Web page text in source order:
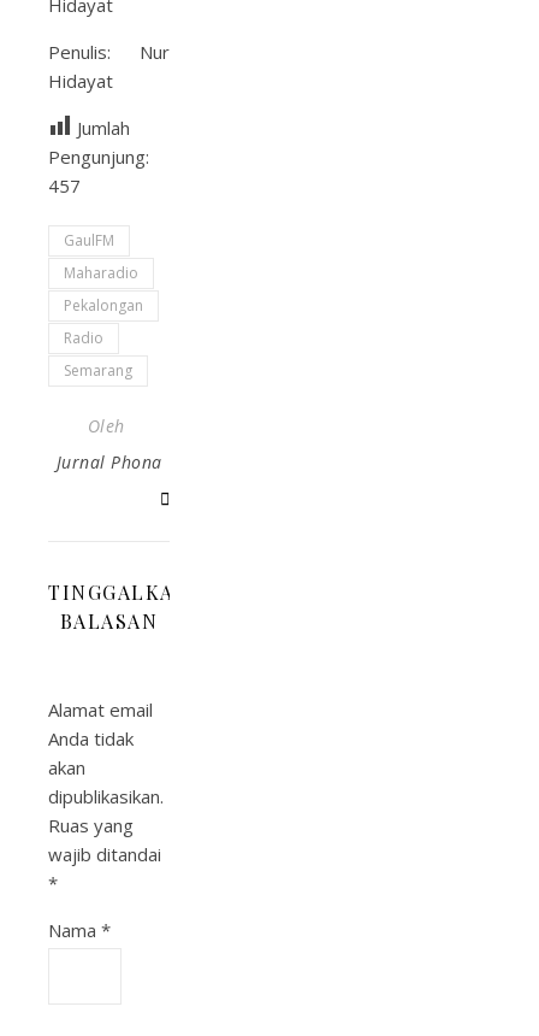
Hidayat
Penulis: Nur
Hidayat
Jumlah
Pengunjung:
457
GaulFM
Maharadio
Pekalongan
Radio
Semarang
Oleh
Jurnal Phona
TINGGALKAN
BALASAN
Alamat email
Anda tidak
akan
dipublikasikan.
Ruas yang
wajib ditandai
*
Nama *